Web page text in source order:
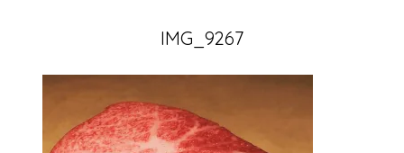
IMG_9267